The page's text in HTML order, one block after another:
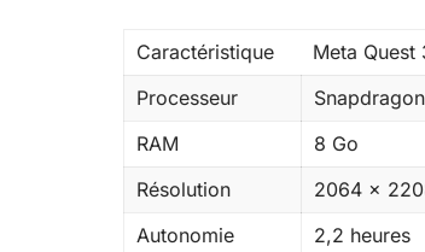
Caractéristique Meta Quest
Processeur
RAM
8 Go
Résolution
2064 x
Autonomie
2,2 heures